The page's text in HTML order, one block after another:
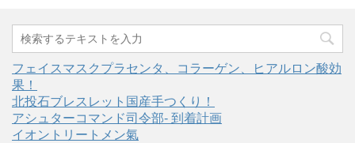
フェイスマスクプラセンタ、コラーゲン、ヒアルロン酸効
果！
北投石ブレスレット国産手つくり！
アシュターコマンド司令部- 到着計画
イオントリートメン氣